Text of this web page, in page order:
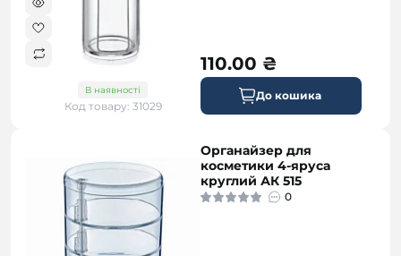
В наявності
Код товару: 31029
110.00 ₴
До кошика
Органайзер для
косметики 4-яруса
круглий АК 515
0